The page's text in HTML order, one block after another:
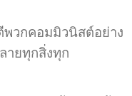
พวกคอมมิวนิสต์อย่าง
ายทุกสิ่งทุก